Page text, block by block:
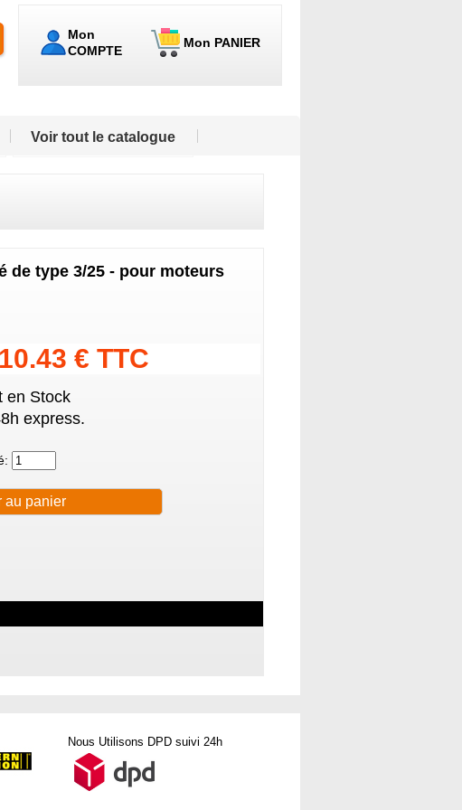
Mon
COMPTE
Mon PANIER
Voir tout le catalogue
de type 3/25 - pour moteurs
€ TTC
en Stock
express.
Nous Utilisons DPD suivi 24h